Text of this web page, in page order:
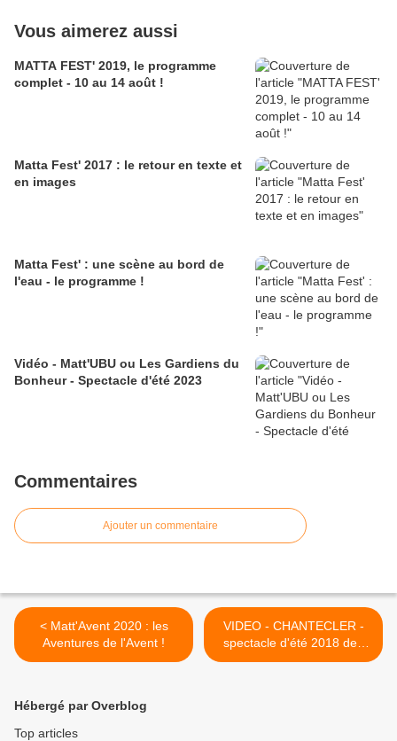
Vous aimerez aussi
MATTA FEST' 2019, le programme
complet - 10 au 14 août !
Matta Fest' 2017 : le retour en texte et
en images
Matta Fest' : une scène au bord de
l'eau - le programme !
Vidéo - Matt'UBU ou Les Gardiens du
Bonheur - Spectacle d'été 2023
Commentaires
Ajouter un commentaire
< Matt'Avent 2020 : les
Aventures de l'Avent !
VIDEO - CHANTECLER -
spectacle d'été 2018 des
Mattagumber >
Hébergé par Overblog
Top articles